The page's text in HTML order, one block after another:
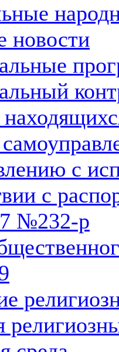
новости
с
с
№232-р